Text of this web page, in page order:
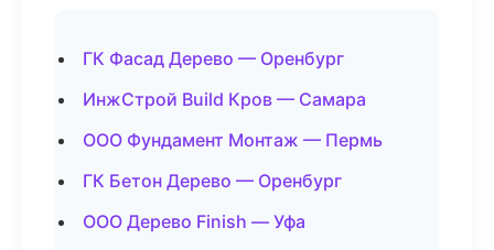
ГК Фасад Дерево — Оренбург
ИнжСтрой Build Кров — Самара
ООО Фундамент Монтаж — Пермь
ГК Бетон Дерево — Оренбург
ООО Дерево Finish — Уфа